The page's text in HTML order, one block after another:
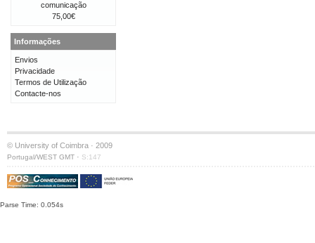
comunicação
75,00€
Informações
Envios
Privacidade
Termos de Utilização
Contacte-nos
© University of Coimbra · 2009
Portugal/WEST GMT · S:147
Parse Time: 0.054s